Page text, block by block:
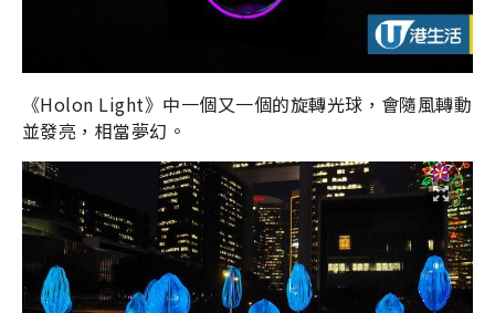
《Holon Light》中一個又一個的旋轉光球，會隨風轉動
並發亮，相當夢幻。